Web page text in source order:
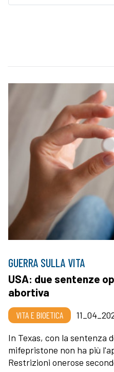
GUERRA SULLA VITA
USA: due sentenze
abortiva
VITA E BIOETICA
In Texas, con la sentenza
mifepristone non ha più
Restrizioni onerose